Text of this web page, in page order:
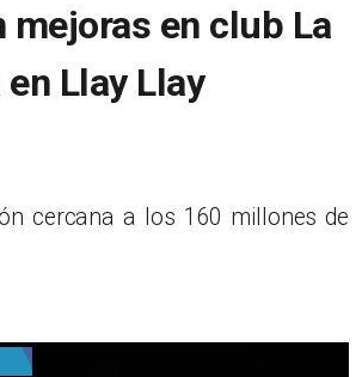
mejoras en club La
Llay Llay
cercana a los 160 millones de